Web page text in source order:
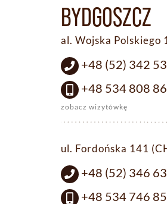
BYDGOSZCZ
al. Wojska
+48 (52) 342
+48 534 808
zobacz wizytówkę
ul. Fordońska 141
+48 (52) 346
+48 534 746